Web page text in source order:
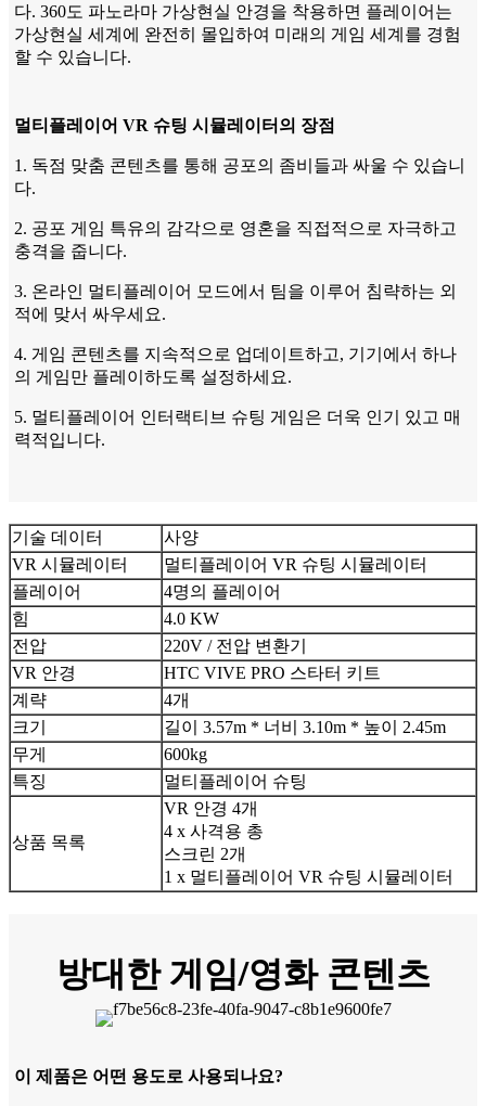
다. 360도 파노라마 가상현실 안경을 착용하면 플레이어는
가상현실 세계에 완전히 몰입하여 미래의 게임 세계를 경험
할 수 있습니다.
멀티플레이어 VR 슈팅 시뮬레이터의 장점
1. 독점 맞춤 콘텐츠를 통해 공포의 좀비들과 싸울 수 있습니
다.
2. 공포 게임 특유의 감각으로 영혼을 직접적으로 자극하고
충격을 줍니다.
3. 온라인 멀티플레이어 모드에서 팀을 이루어 침략하는 외
적에 맞서 싸우세요.
4. 게임 콘텐츠를 지속적으로 업데이트하고, 기기에서 하나
의 게임만 플레이하도록 설정하세요.
5. 멀티플레이어 인터랙티브 슈팅 게임은 더욱 인기 있고 매
력적입니다.
기술 데이터
사양
VR 시뮬레이터
멀티플레이어 VR 슈팅 시뮬레이터
플레이어
4명의 플레이어
힘
4.0 KW
전압
220V / 전압 변환기
VR 안경
HTC VIVE PRO 스타터 키트
계략
4개
크기
길이 3.57m * 너비 3.10m * 높이 2.45m
무게
600kg
특징
멀티플레이어 슈팅
상품 목록
VR 안경 4개
4 x 사격용 총
스크린 2개
1 x 멀티플레이어 VR 슈팅 시뮬레이터
방대한 게임/영화 콘텐츠
이 제품은 어떤 용도로 사용되나요?